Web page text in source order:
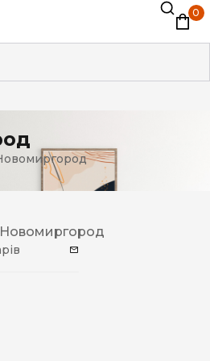
0
Новомиргород